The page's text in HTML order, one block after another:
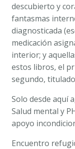
descubierto y
fantasmas
diagnosticada
medicación
interior; y
estos libros, el
segundo,
Solo desde aquí
Salud mental y
apoyo
Encuentro